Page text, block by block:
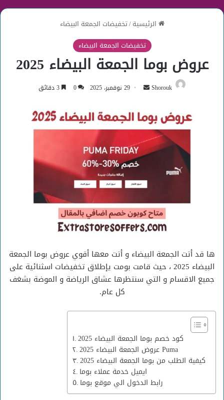
الرئيسية/تخفيضات الجمعة البيضاء
تخفيضات الجمعة البيضاء
عروض بوما الجمعة البيضاء 2025
Shorouk
أرسل
إلكترونيا
29 نوفمبر، 2025 0
ها قد أتت الجمعة البيضاء و أتت معها أقوي عروض بوما الجمعة
البيضاء 2025 ، حيث قامت بومت يإطلاق تخفيضات اسثنائية على
جميع الاقسام و التي سنتظرها عشاق الرياضة و الموضة بشغف
كل عام.
كود خصم بوما الجمعة البيضاء 2025
عروض الجمعة البيضاء 2025 Puma
كيفية الطلب من بوما الجمعة البيضاء 2025
ايميل خدمة عملاء بوما
رابط الدخول الي موقع بوما